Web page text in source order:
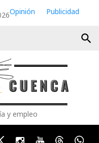
Opinión
Publicidad
search
y empleo